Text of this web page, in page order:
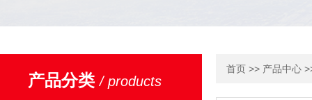
产品分类/ products
首页 >> 产品中心